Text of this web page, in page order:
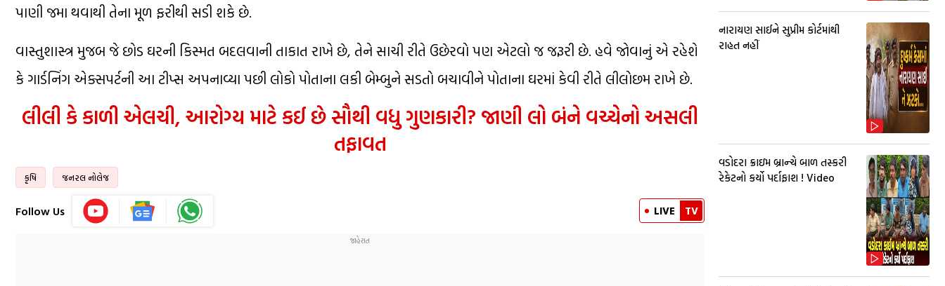
પાણી જમા થવાથી તેના મૂળ ફરીથી સડી શકે છે.
વાસ્તુશાસ્ત્ર મુજબ જે છોડ ઘરની કિસ્મત બદલવાની તાકાત રાખે છે, તેને સાચી રીતે ઉછેરવો પણ એટલો જ જરૂરી છે. હવે જોવાનું એ રહેશે
કે ગાર્ડનિંગ એક્સપર્ટની આ ટીપ્સ અપનાવ્યા પછી લોકો પોતાના લકી બેમ્બુને સડતો બચાવીને પોતાના ઘરમાં કેવી રીતે લીલોછમ રાખે છે.
લીલી કે કાળી એલચી, આરોગ્ય માટે કઈ છે સૌથી વધુ ગુણકારી? જાણી લો બંને વચ્ચેનો અસલી
તફાવત
કૃષિ જનરલ નોલેજ
Follow Us LIVE TV
નારાયણ સાઈને સુપ્રીમ કોર્ટમાંથી
રાહત નહીં
વડોદરા ક્રાઇમ બ્રાન્ચે બાળ તસ્કરી
રેકેટનો કર્યો પર્દાફાશ ! Video